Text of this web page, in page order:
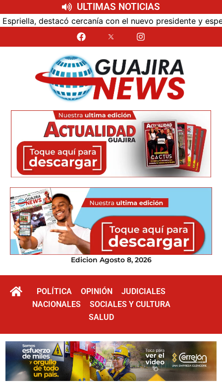
ULTIMAS NOTICIAS
con el nuevo presidente y espera resultados para La
Edicion Agosto 8, 2026
POLÍTICA OPINIÓN
JUDICIALES
NACIONALES
SOCIALES Y CULTURA
SALUD